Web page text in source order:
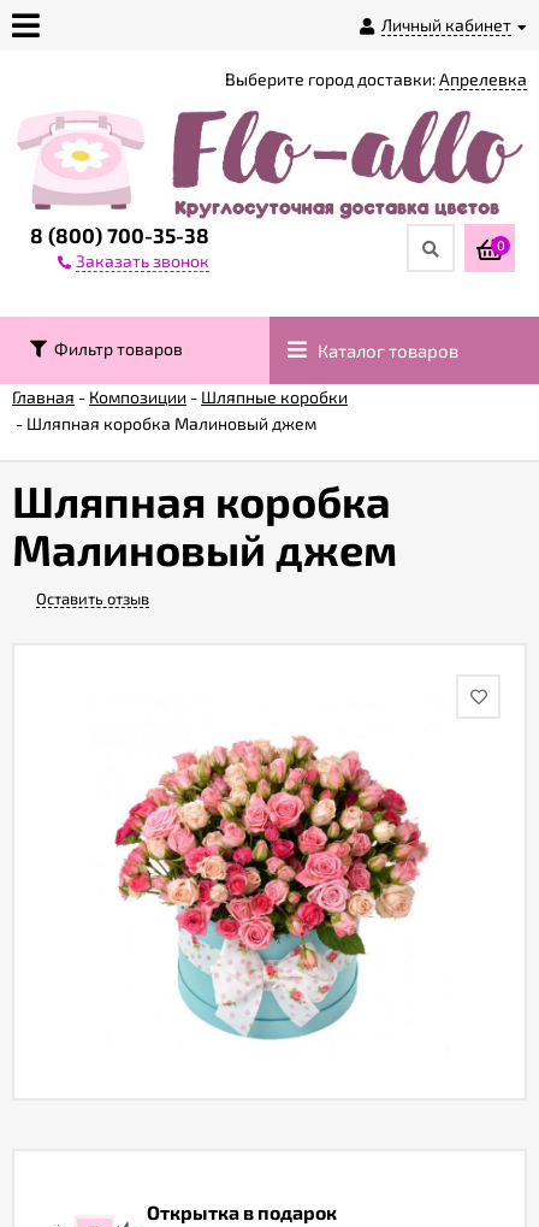
Личный кабинет
магазине
Доставка
Контакты
Возврат
Акции
конфиденциальности
8 (800) 700-35-38
Заказать звонок
Выберите город доставки:Апрелевка
0
Фильтр товаров Каталог товаров
Главная - Композиции - Шляпные коробки
- Шляпная коробка Малиновый джем
Шляпная коробка
Малиновый джем
Оставить отзыв
Открытка в подарок